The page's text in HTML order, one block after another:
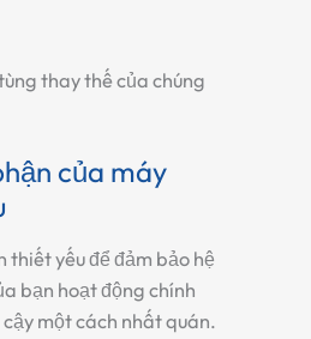
thay thế của chúng
của máy
thiết yếu để đảm bảo hệ
bạn hoạt động chính
một cách nhất quán.